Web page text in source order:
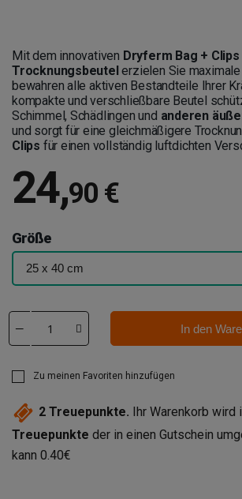
Mit dem innovativen Dryferm Bag + Clips
Trocknungsbeutelerzielen Sie
bewahren alle aktiven Bestandteile Ihrer
kompakte und verschließbare Beutel
Schimmel, Schädlingen und anderen
und sorgt für eine gleichmäßigere
Clips für einen vollständig luftdichten
24,90 €
Größe
In den
Zu meinen Favoriten hinzufügen
2 Treuepunkte. Ihr Warenkorb
Treuepunkte der in einen Gutschein
kann 0.40€